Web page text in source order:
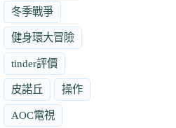
冬季戰爭
健身環大冒險
tinder評價
皮諾丘 操作
AOC電視